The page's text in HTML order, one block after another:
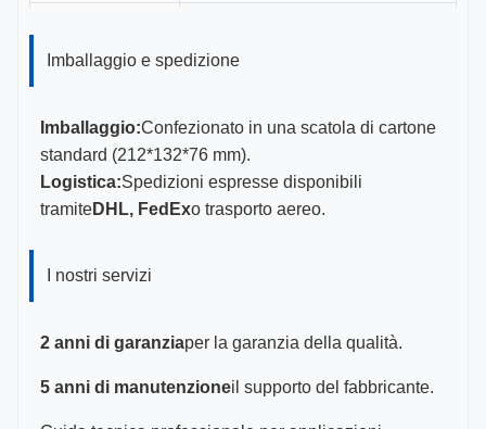
canale di guida
11-23G
Certificazioni CE, ISO 13485, FDA certificato
Imballaggio e spedizione
Imballaggio:Confezionato in una scatola di cartone
standard (212*132*76 mm).
Logistica:Spedizioni espresse disponibili
tramiteDHL, FedExo trasporto aereo.
I nostri servizi
2 anni di garanziaper la garanzia della qualità.
5 anni di manutenzioneil supporto del fabbricante.